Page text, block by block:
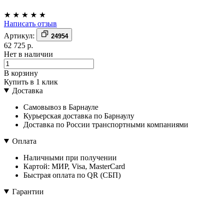
★ ★ ★ ★ ★
Написать отзыв
Артикул:
24954
62 725 р.
Нет в наличии
В корзину
Купить в 1 клик
Доставка
Самовывоз в Барнауле
Курьерская доставка по Барнаулу
Доставка по России транспортными компаниями
Оплата
Наличными при получении
Картой: МИР, Visa, MasterCard
Быстрая оплата по QR (СБП)
Гарантии